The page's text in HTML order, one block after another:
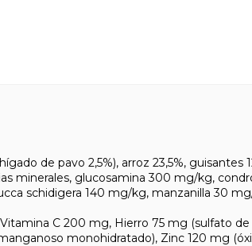
de pavo 2,5%), arroz 23,5%, guisantes
minerales, glucosamina 300 mg/kg,
schidigera 140 mg/kg, manzanilla 30
C 200 mg, Hierro 75 mg (sulfato
monohidratado), Zinc 120 mg